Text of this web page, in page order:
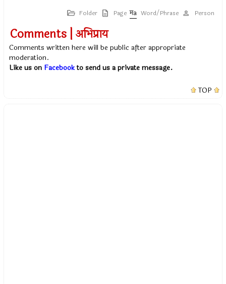
Folder Page Word/Phrase Person
Comments | अभिप्राय
Comments written here will be public after appropriate
moderation.
Like us on Facebookto send us a private message.
TOP